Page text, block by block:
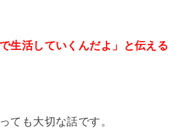
生活していくんだよ」と伝える
ても大切な話です。